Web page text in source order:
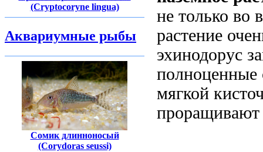
(Cryptocoryne lingua)
Аквариумные рыбы
Сомик длинноносый
(Corydoras seussi)
не только во
растение
эхинодорус
мягкой
проращивают